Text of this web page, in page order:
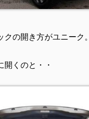
クの開き方がユニーク。
開くのと・・